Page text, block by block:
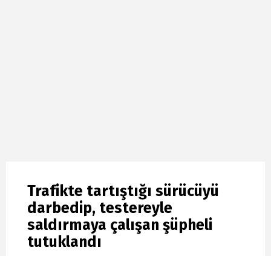
Trafikte tartıştığı sürücüyü
darbedip, testereyle
saldırmaya çalışan şüpheli
tutuklandı